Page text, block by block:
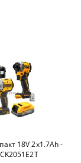
18V 2х1.7Ah -